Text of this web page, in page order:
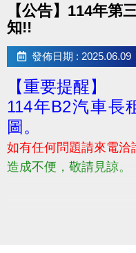
#街頭健身
歡迎所有對銀髮族運
參加！
若有相關問題，請電洽
【公告】114年第
知!!
發佈日期 : 2025.06.09
【重要提醒】
114年B2汽車長
圖。
如有任何問題請來電洽
造成不便，敬請見諒。